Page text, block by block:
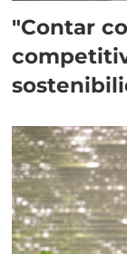
"Contar